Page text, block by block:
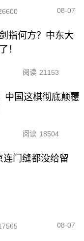
08-07
指何方？中东大
！
阅读 21153
中国这棋彻底颠覆
阅读 18504
连门缝都没给留
08-07